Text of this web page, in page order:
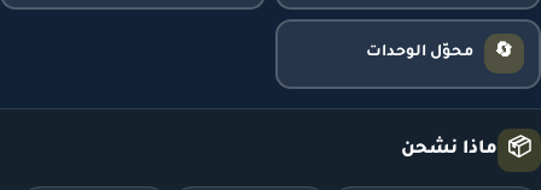
🔄 محوّل الوحدات
📦 ماذا نشحن